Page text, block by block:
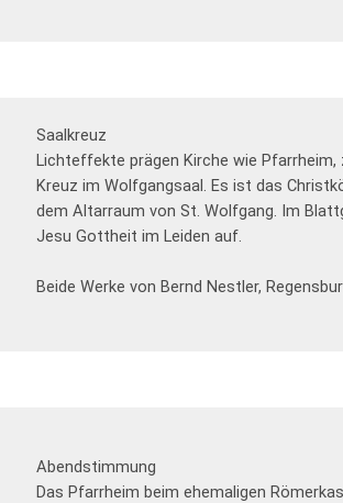
Saalkreuz
Lichteffekte prägen Kirche wie Pfarrheim,
Kreuz im Wolfgangsaal. Es ist das
dem Altarraum von St. Wolfgang. Im
Jesu Gottheit im Leiden auf.
Beide Werke von Bernd Nestler,
Abendstimmung
Das Pfarrheim beim ehemaligen